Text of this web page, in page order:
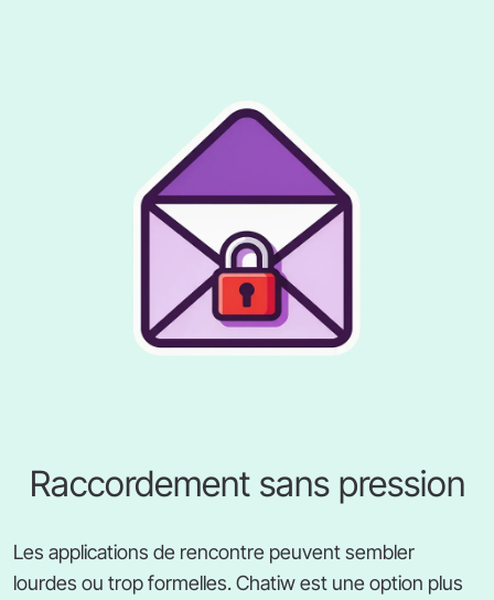
Raccordement sans pression
Les applications de rencontre peuvent sembler
lourdes ou trop formelles. Chatiw est une option plus